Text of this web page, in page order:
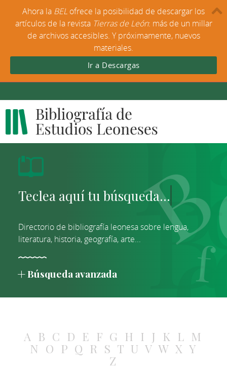
Directorio de bibliografía leonesa sobre lengua,
literatura, historia, geografía, arte...
Búsqueda avanzada
A B C D E F G H I J K L M
N O P Q R S T U V W X Y
Z
Ahora la BEL ofrece la posibilidad de descargar los
artículos de la revista Tierras de León: más de un millar
de archivos accesibles. Y próximamente, nuevos
materiales.
Ir a Descargas